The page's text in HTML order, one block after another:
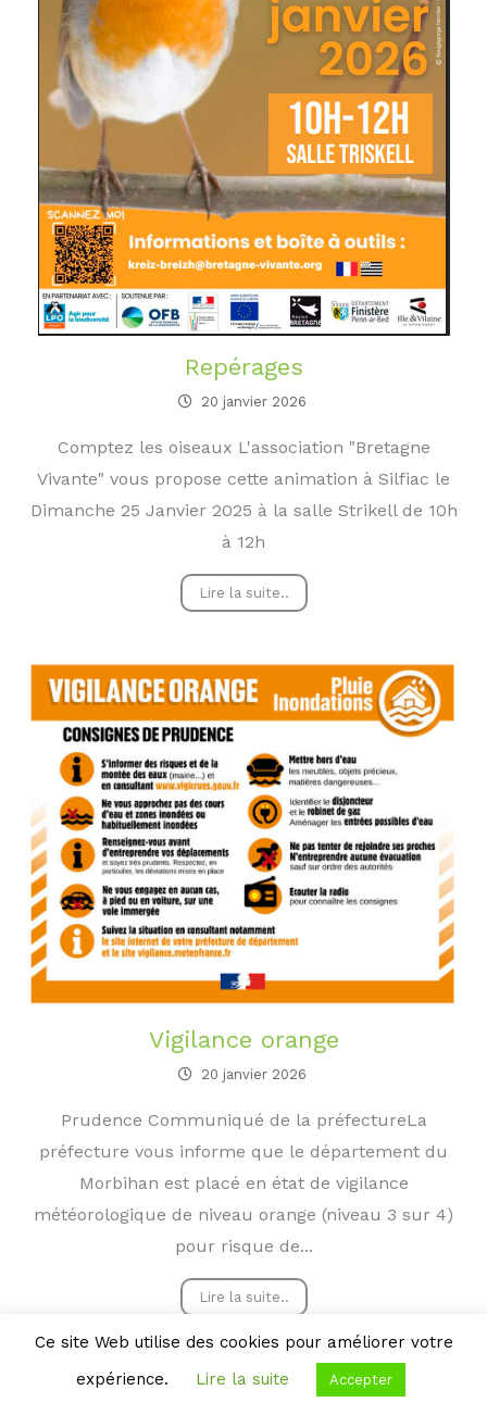
Repérages
20 janvier 2026
Comptez les oiseaux L'association "Bretagne
Vivante" vous propose cette animation à Silfiac le
Dimanche 25 Janvier 2025 à la salle Strikell de 10h
à 12h
Lire la suite..
Vigilance orange
20 janvier 2026
Prudence Communiqué de la préfectureLa
préfecture vous informe que le département du
Morbihan est placé en état de vigilance
météorologique de niveau orange (niveau 3 sur 4)
pour risque de...
Lire la suite..
Ce site Web utilise des cookies pour améliorer votre
expérience.
Lire la suite Accepter